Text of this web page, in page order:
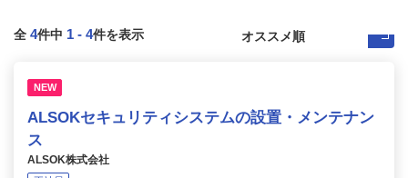
全 4件中 1 - 4件を表示
NEW
ALSOKセキュリティシステムの設置・メンテナン
ス
ALSOK株式会社